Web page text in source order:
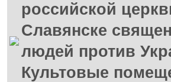
российской
Славянске
людей против
Культовые